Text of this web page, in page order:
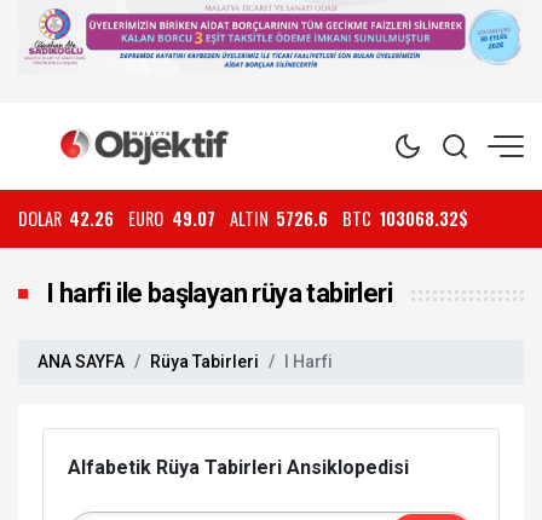
DOLAR 42.26 EURO 49.07 ALTIN 5726.6 BTC 103068.32$
I harfi ile başlayan rüya tabirleri
ANA SAYFA Rüya Tabirleri I Harfi
Alfabetik Rüya Tabirleri Ansiklopedisi